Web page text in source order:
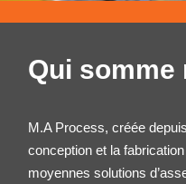
Qui somme
M.A Process, créée
conception et la
moyennes solutions